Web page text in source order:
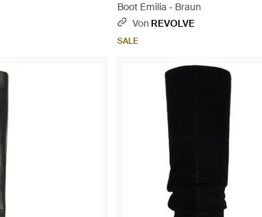
Boot Emilia - Braun
Von REVOLVE
SALE